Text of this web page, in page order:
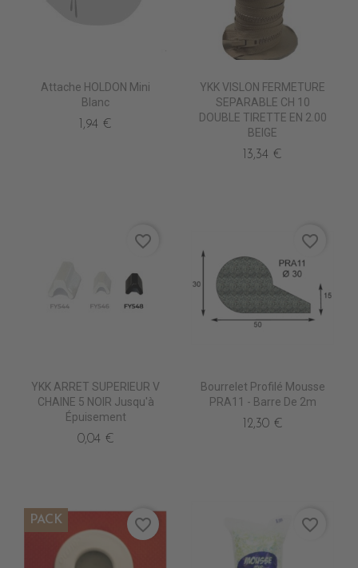
Attache HOLDON Mini
Blanc
1,94 €
YKK VISLON FERMETURE
SEPARABLE CH 10
DOUBLE TIRETTE EN 2.00
BEIGE
13,34 €
YKK ARRET SUPERIEUR V
CHAINE 5 NOIR Jusqu'à
Épuisement
0,04 €
favorite_border
Bourrelet Profilé Mousse
PRA11 - Barre De 2m
12,30 €
favorite_border
PACK favorite_border favorite_border